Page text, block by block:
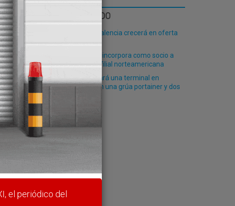
decidir
y
LO MÁS LEÍDO
El Puerto de Valencia crecerá en oferta
Truck & Wheel incorpora como socio a
Cofides en su filial norteamericana
Paceco equipará una terminal en
Constanza con una grúa portainer y dos
el periódico del